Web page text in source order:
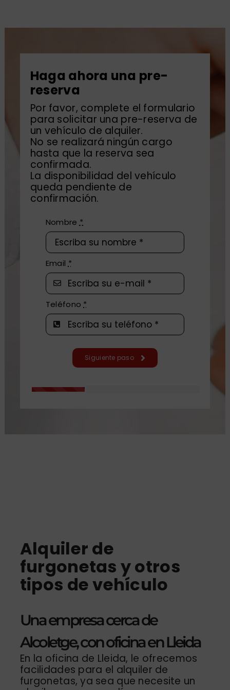
Haga ahora una pre-
reserva
Por favor, complete el formulario
para solicitar una pre-reserva de
un vehículo de alquiler.
No se realizará ningún cargo
hasta que la reserva sea
confirmada.
La disponibilidad del vehículo
queda pendiente de
confirmación.
Nombre*
Email *
Teléfono *
Siguiente paso
Alquiler de
furgonetas y otros
tipos de vehículo
Una empresa cerca de
Alcoletge, con oficina en Lleida
En la oficina de Lleida, le ofrecemos
facilidades para el alquiler de
furgonetas, ya sea que necesite un